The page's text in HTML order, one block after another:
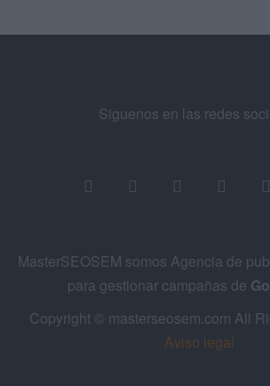
Siguenos en las redes
MasterSEOSEM somos Agencia de
para gestionar campañas de
Copyright © masterseosem.com All
Aviso legal